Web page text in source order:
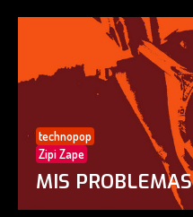
technopop
Zipi Zape
MIS PROBLEMAS